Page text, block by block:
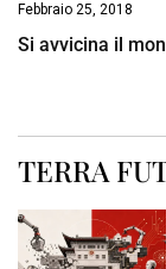
Febbraio 25, 2018
Si avvicina il
TERRA